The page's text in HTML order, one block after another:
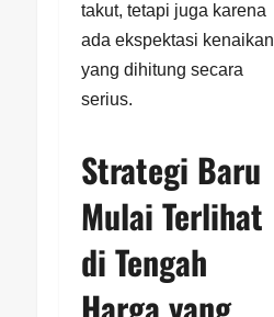
takut, tetapi juga karena
ada ekspektasi kenaikan
yang dihitung secara
serius.
Strategi Baru
Mulai Terlihat
di Tengah